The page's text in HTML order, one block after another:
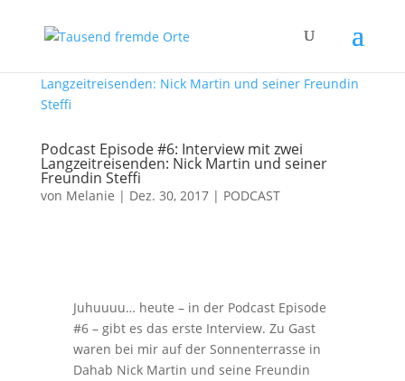
Podcast Episode #6: Interview mit zwei
Langzeitreisenden: Nick Martin und seiner
Freundin Steffi
von Melanie | Dez. 30, 2017| PODCAST
Juhuuuu… heute – in der Podcast Episode
#6 – gibt es das erste Interview. Zu Gast
waren bei mir auf der Sonnenterrasse in
Dahab Nick Martin und seine Freundin